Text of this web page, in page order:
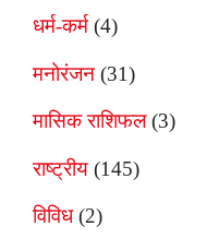
धर्म-कर्म (4)
मनोरंजन (31)
मासिक राशिफल(3)
राष्ट्रीय (145)
विविध(2)